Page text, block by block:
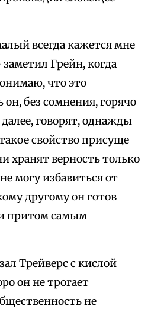
всегда кажется мне
Грейн, когда
что это
он, без сомнения, горячо
говорят, однажды
свойство присуще
хранят верность только
могу избавиться от
другому он готов
и притом самым
Трейверс с кислой
он не трогает
не